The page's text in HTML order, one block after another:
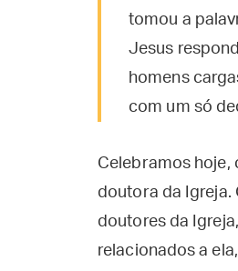
tomou a
Jesus
homens
com um só
Celebramos hoje,
doutora da Igreja.
doutores da
relacionados a